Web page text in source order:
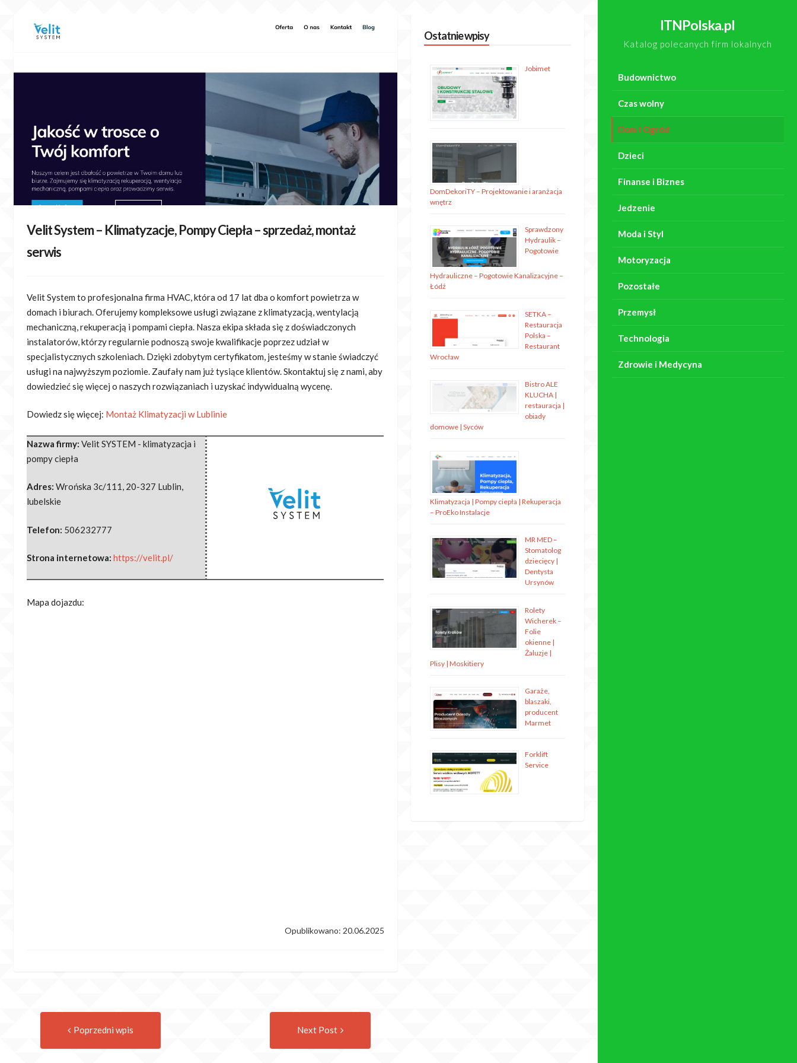
ITNPolska.pl
Katalog polecanych firm lokalnych
Budownictwo
Czas wolny
Dom i Ogród
Dzieci
Finanse i Biznes
Jedzenie
Moda i Styl
Motoryzacja
Pozostałe
Przemysł
Technologia
Zdrowie i Medycyna
Velit System – Klimatyzacje, Pompy Ciepła – sprzedaż, montaż
serwis
Velit System to profesjonalna firma HVAC, która od 17 lat dba o komfort powietrza w
domach i biurach. Oferujemy kompleksoweusługi związane z klimatyzacją, wentylacją
mechaniczną, rekuperacją i pompami ciepła. Nasza ekipa składa się z doświadczonych
instalatorów, którzy regularnie podnoszą swoje kwalifikacje poprzez udział w
specjalistycznych szkoleniach. Dzięki zdobytym certyfikatom, jesteśmy w stanie świadczyć
usługi na najwyższym poziomie. Zaufały nam już tysiące klientów. Skontaktuj się z nami, aby
dowiedzieć się więcej o naszych rozwiązaniach i uzyskać indywidualną wycenę.
Dowiedz się więcej: Montaż Klimatyzacji w Lublinie
Nazwa firmy: Velit SYSTEM - klimatyzacja i
pompy ciepła
Adres: Wrońska 3c/111, 20-327 Lublin,
lubelskie
Telefon: 506232777
Strona internetowa: https://velit.pl/
Mapa dojazdu:
Opublikowano: 20.06.2025
navigation
Poprzedni wpis Next Post
Ostatnie wpisy
Jobimet
DomDekoriTY – Projektowanie i aranżacja
wnętrz
Sprawdzony
Hydraulik –
Pogotowie
Hydrauliczne – Pogotowie Kanalizacyjne –
Łódź
SETKA –
Restauracja
Polska –
Restaurant
Wrocław
Bistro ALE
KLUCHA |
restauracja |
obiady
domowe | Syców
Klimatyzacja | Pompy ciepła | Rekuperacja
– ProEko Instalacje
MR MED –
Stomatolog
dziecięcy |
Dentysta
Ursynów
Rolety
Wicherek –
Folie
okienne |
Żaluzje |
Plisy | Moskitiery
Garaże,
blaszaki,
producent
Marmet
Forklift
Service